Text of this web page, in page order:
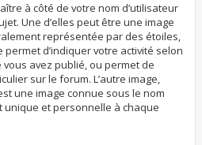
à côté de votre nom d’utilisateur
Une d’elles peut être une image
représentée par des étoiles,
d’indiquer votre activité selon
avez publié, ou permet de
sur le forum. L’autre image,
une image connue sous le nom
unique et personnelle à chaque